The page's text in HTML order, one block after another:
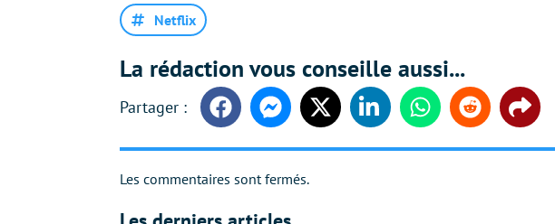
Netflix
La rédaction vous conseille aussi...
FacebookMessengerTwitter LinkedinWhatsappReddit Share
Les commentaires sont fermés.